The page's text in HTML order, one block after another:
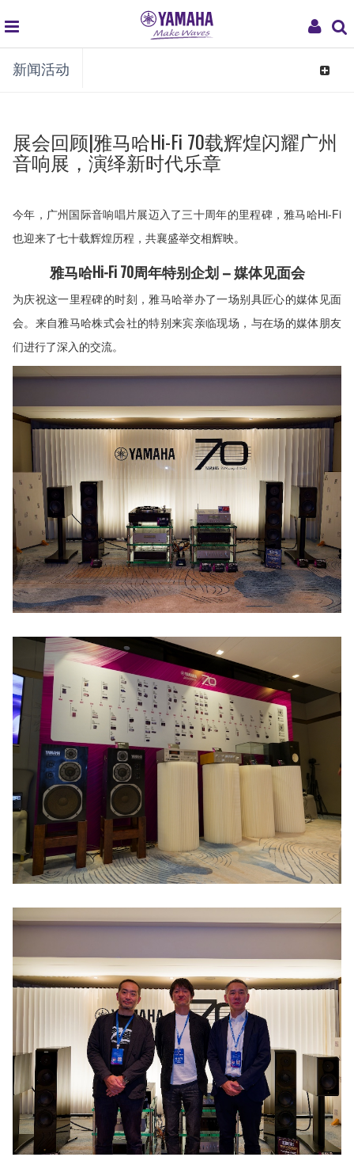
My
global
navigation
新闻活动
Toggle
展会回顾|雅马哈Hi-Fi 70载辉煌闪耀广州
音响展，演绎新时代乐章
今年，广州国际音响唱片展迈入了三十周年的里程碑，雅马哈Hi-Fi
也迎来了七十载辉煌历程，共襄盛举交相辉映。
雅马哈Hi-Fi 70周年特别企划 – 媒体见面会
为庆祝这一里程碑的时刻，雅马哈举办了一场别具匠心的媒体见面
会。来自雅马哈株式会社的特别来宾亲临现场，与在场的媒体朋友
们进行了深入的交流。